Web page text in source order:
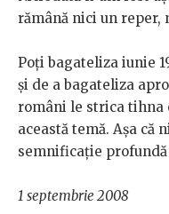
rămână nici un
Poți bagateliza iunie
și de a bagateliza
români le strica tihna
această temă. Așa că
semnificație profundă
1 septembrie 2008